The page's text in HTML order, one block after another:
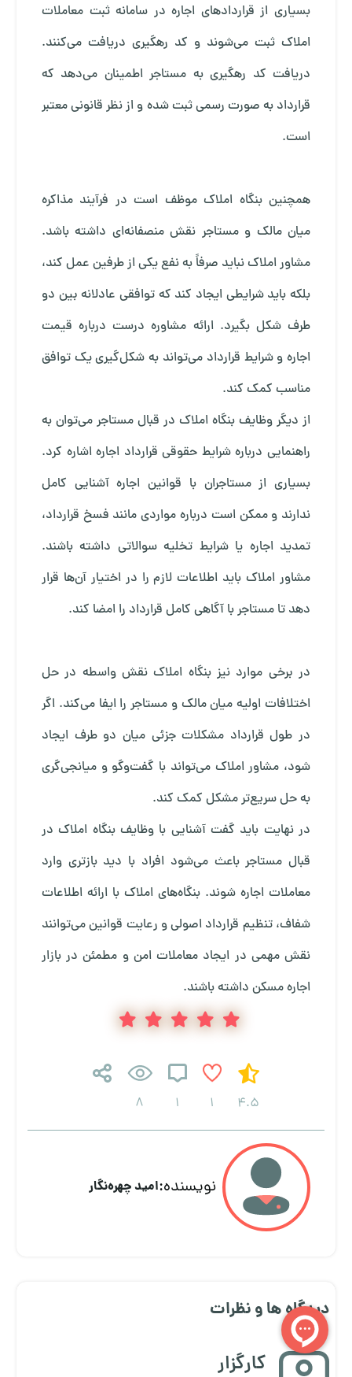
بسیاری از قراردادهای اجاره در سامانه ثبت معاملات
املاک ثبت می‌شوند و کد رهگیری دریافت می‌کنند.
دریافت کد رهگیری به مستاجر اطمینان می‌دهد که
قرارداد به صورت رسمی ثبت شده و از نظر قانونی معتبر
است.
همچنین بنگاه املاک موظف است در فرآیند مذاکره
میان مالک و مستاجر نقش منصفانه‌ای داشته باشد.
مشاور املاک نباید صرفاً به نفع یکی از طرفین عمل کند،
بلکه باید شرایطی ایجاد کند که توافقی عادلانه بین دو
طرف شکل بگیرد. ارائه مشاوره درست درباره قیمت
اجاره و شرایط قرارداد می‌تواند به شکل‌گیری یک توافق
مناسب کمک کند.
از دیگر وظایف بنگاه املاک در قبال مستاجر می‌توان به
راهنمایی درباره شرایط حقوقی قرارداد اجاره اشاره کرد.
بسیاری از مستاجران با قوانین اجاره آشنایی کامل
ندارند و ممکن است درباره مواردی مانند فسخ قرارداد،
تمدید اجاره یا شرایط تخلیه سوالاتی داشته باشند.
مشاور املاک باید اطلاعات لازم را در اختیار آن‌ها قرار
دهد تا مستاجر با آگاهی کامل قرارداد را امضا کند.
در برخی موارد نیز بنگاه املاک نقش واسطه در حل
اختلافات اولیه میان مالک و مستاجر را ایفا می‌کند. اگر
در طول قرارداد مشکلات جزئی میان دو طرف ایجاد
شود، مشاور املاک می‌تواند با گفت‌وگو و میانجی‌گری
به حل سریع‌تر مشکل کمک کند.
در نهایت باید گفت آشنایی با وظایف بنگاه املاک در
قبال مستاجر باعث می‌شود افراد با دید بازتری وارد
معاملات اجاره شوند. بنگاه‌های املاک با ارائه اطلاعات
شفاف، تنظیم قرارداد اصولی و رعایت قوانین می‌توانند
نقش مهمی در ایجاد معاملات امن و مطمئن در بازار
اجاره مسکن داشته باشند.
4.5
1
1
8
نویسنده:امید چهره‌نگار
دیدگاه ها و نظرات
کارگزار